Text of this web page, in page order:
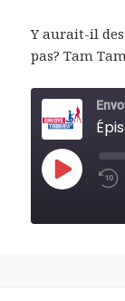
Y aurait-il
pas? Tam
PLAY
EPISODE